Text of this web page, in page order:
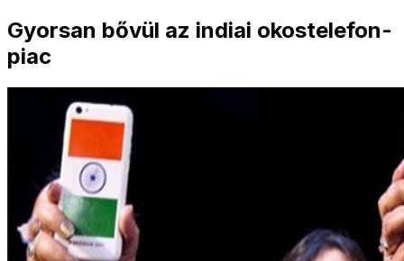
Gyorsan bővül az indiai okostelefon-
piac